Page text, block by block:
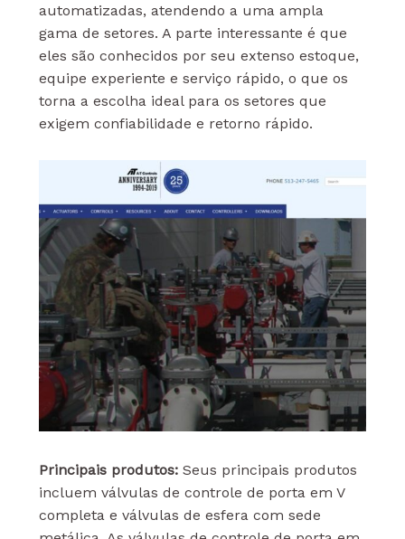
automatizadas, atendendo a uma ampla
gama de setores. A parte interessante é que
eles são conhecidos por seu extenso estoque,
equipe experiente e serviço rápido, o que os
torna a escolha ideal para os setores que
exigem confiabilidade e retorno rápido.
Principais produtos:Seus principais produtos
incluem válvulas de controle de porta em V
completa e válvulas de esfera com sede